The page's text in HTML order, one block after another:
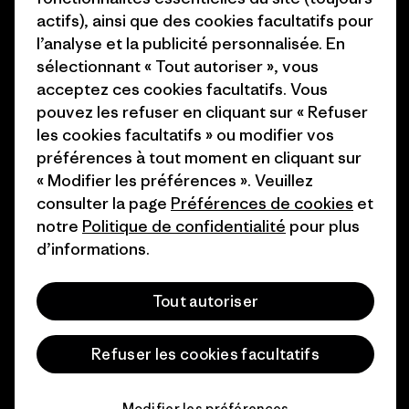
Comment nous
finançons
Nos magasins
Industry program
Programme d’affiliation
Patagonia Belgique Plan du
site
© 2026 Patagonia, Inc. All Rights Reserved.
français
actifs), ainsi que des cookies facultatifs pour
l’analyse et la publicité personnalisée. En
sélectionnant « Tout autoriser », vous
acceptez ces cookies facultatifs. Vous
pouvez les refuser en cliquant sur « Refuser
les cookies facultatifs » ou modifier vos
préférences à tout moment en cliquant sur
« Modifier les préférences ». Veuillez
consulter la page Préférences de cookies et
notre Politique de confidentialité pour plus
d’informations.
Tout autoriser
Refuser les cookies facultatifs